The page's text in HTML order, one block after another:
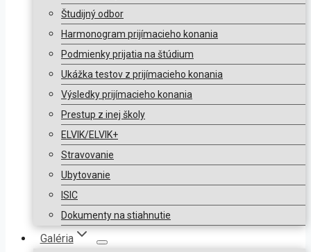
Študijný odbor
Harmonogram prijímacieho konania
Podmienky prijatia na štúdium
Ukážka testov z prijímacieho konania
Výsledky prijímacieho konania
Prestup z inej školy
ELVIK/ELVIK+
Stravovanie
Ubytovanie
ISIC
Dokumenty na stiahnutie
Galéria